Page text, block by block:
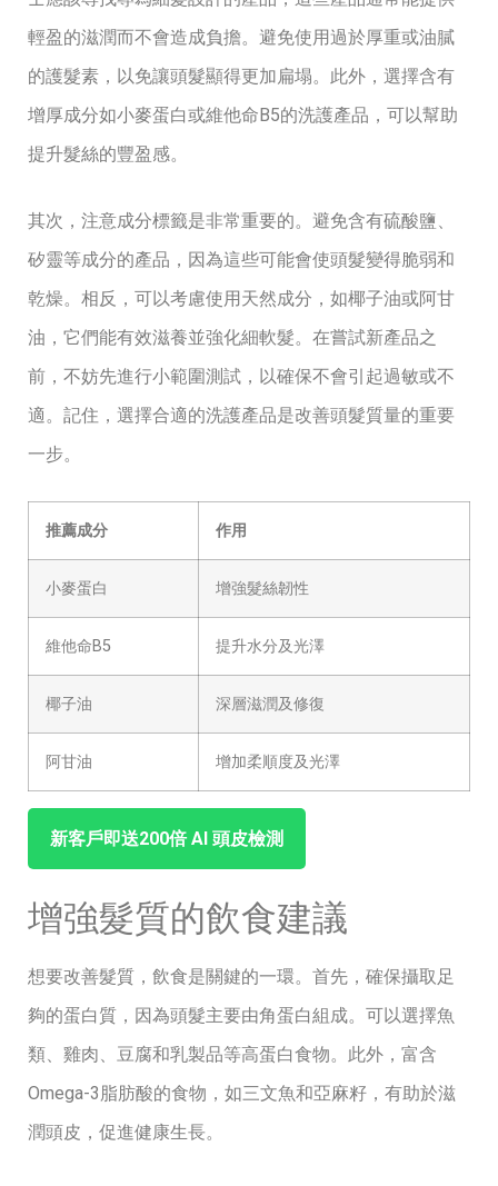
輕盈的滋潤而不會造成負擔。避免使用過於厚重或油膩
的護髮素，以免讓頭髮顯得更加扁塌。此外，選擇含有
增厚成分如小麥蛋白或維他命B5的洗護產品，可以幫助
提升髮絲的豐盈感。
其次，注意成分標籤是非常重要的。避免含有硫酸鹽、
矽靈等成分的產品，因為這些可能會使頭髮變得脆弱和
乾燥。相反，可以考慮使用天然成分，如椰子油或阿甘
油，它們能有效滋養並強化細軟髮。在嘗試新產品之
前，不妨先進行小範圍測試，以確保不會引起過敏或不
適。記住，選擇合適的洗護產品是改善頭髮質量的重要
一步。
推薦成分 作用
小麥蛋白 增強髮絲韌性
維他命B5 提升水分及光澤
椰子油 深層滋潤及修復
阿甘油 增加柔順度及光澤
新客戶即送200倍 ⁤AI ‌頭皮檢測
增強髮質的飲食建議
想要改善髮質，飲食是關鍵的一環。首先，確保攝取足
夠的蛋白質，因為頭髮主要由角蛋白組成。可以選擇魚
類、雞肉、豆腐和乳製品等高蛋白食物。此外，富含
Omega-3脂肪酸的食物，如三文魚和亞麻籽，有助於滋
潤頭皮，促進健康生長。